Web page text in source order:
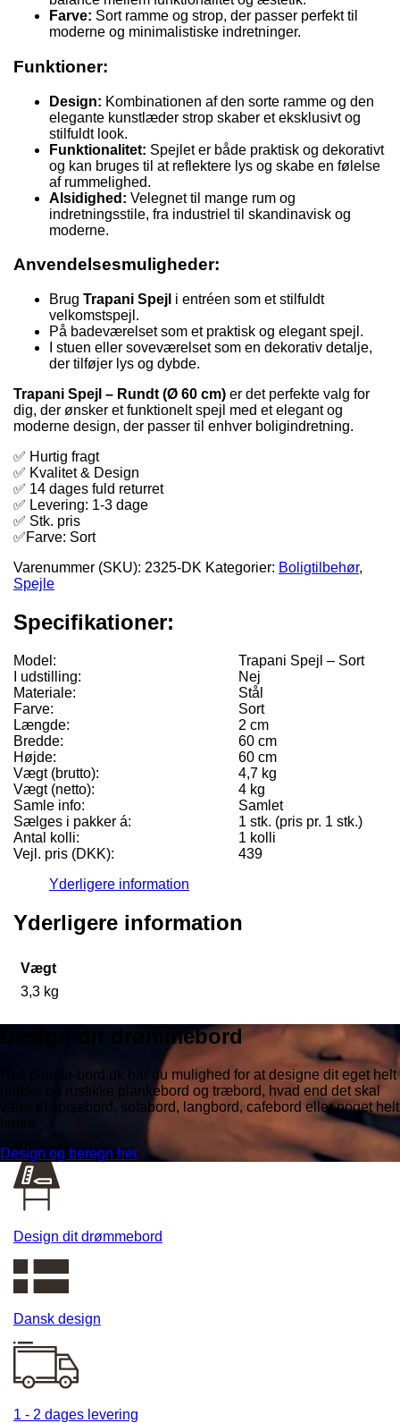
Farve: Sort ramme og strop, der passer perfekt til
moderne og minimalistiske indretninger.
Funktioner:
Design: Kombinationen af den sorte ramme og den
elegante kunstlæder strop skaber et eksklusivt og
stilfuldt look.
Funktionalitet: Spejlet er både praktisk og dekorativt
og kan bruges til at reflektere lys og skabe en følelse
af rummelighed.
Alsidighed: Velegnet til mange rum og
indretningsstile, fra industriel til skandinavisk og
moderne.
Anvendelsesmuligheder:
Brug Trapani Spejl i entréen som et stilfuldt
velkomstspejl.
På badeværelset som et praktisk og elegant spejl.
I stuen eller soveværelset som en dekorativ detalje,
der tilføjer lys og dybde.
Trapani Spejl – Rundt (Ø 60 cm) er det perfekte valg for
dig, der ønsker et funktionelt spejl med et elegant og
moderne design, der passer til enhver boligindretning.
✅ Hurtig fragt
✅ Kvalitet & Design
✅ 14 dages fuld returret
✅ Levering: 1-3 dage
✅ Stk. pris
✅Farve: Sort
Varenummer (SKU): 2325-DK Kategorier: Boligtilbehør,
Spejle
Specifikationer:
Model:
Trapani Spejl – Sort
I udstilling:
Nej
Materiale:
Stål
Farve:
Sort
Længde:
2 cm
Bredde:
60 cm
Højde:
60 cm
Vægt (brutto):
4,7 kg
Vægt (netto):
4 kg
Samle info:
Samlet
Sælges i pakker á:
1 stk. (pris pr. 1 stk.)
Antal kolli:
1 kolli
Vejl. pris (DKK):
439
Yderligere information
Yderligere information
Vægt
3,3 kg
Design dit drømmebord
Hos planke-bord.dk har du mulighed for at designe dit eget helt
unikke og rustikke plankebord og træbord, hvad end det skal
være et spisebord, sofabord, langbord, cafebord eller noget helt
femte.
Design og beregn her
Design dit drømmebord
Dansk design
1 - 2 dages levering